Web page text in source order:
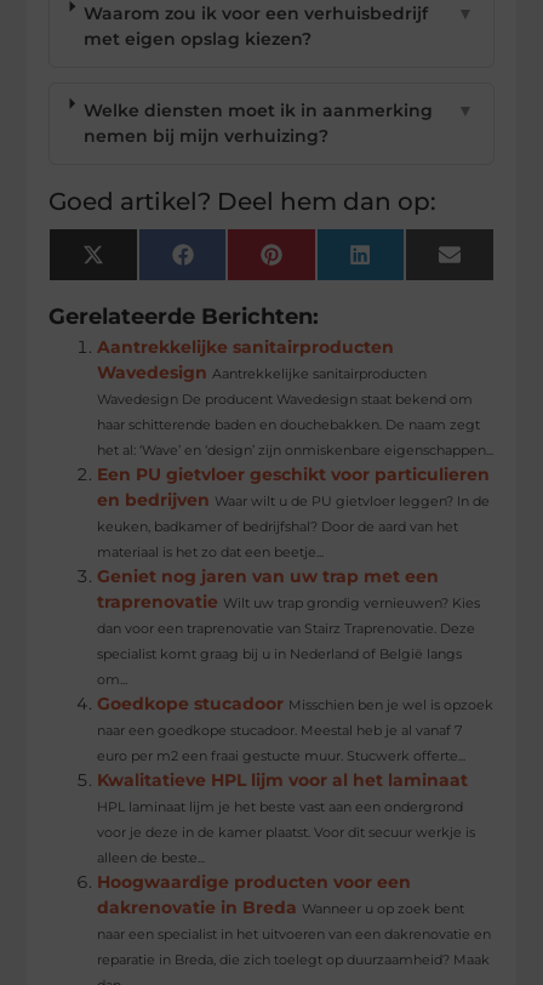
Waarom zou ik voor een verhuisbedrijf
met eigen opslag kiezen?
▼
Welke diensten moet ik in aanmerking
nemen bij mijn verhuizing?
▼
Goed artikel? Deel hem dan op:
X
(Twitter)
FacebookPinterest LinkedIn Email
Gerelateerde Berichten:
Aantrekkelijke sanitairproducten
Wavedesign Aantrekkelijke sanitairproducten
Wavedesign De producent Wavedesign staat bekend om
haar schitterende baden en douchebakken. De naam zegt
het al: ‘Wave’ en ‘design’ zijn onmiskenbare eigenschappen...
Een PU gietvloer geschikt voor particulieren
en bedrijven Waar wilt u de PU gietvloer leggen? In de
keuken, badkamer of bedrijfshal? Door de aard van het
materiaal is het zo dat een beetje...
Geniet nog jaren van uw trap met een
traprenovatie Wilt uw trap grondig vernieuwen? Kies
dan voor een traprenovatie van Stairz Traprenovatie. Deze
specialist komt graag bij u in Nederland of België langs
om...
Goedkope stucadoor Misschien ben je wel is opzoek
naar een goedkope stucadoor. Meestal heb je al vanaf 7
euro per m2 een fraai gestucte muur. Stucwerk offerte...
Kwalitatieve HPL lijm voor al het laminaat
HPL laminaat lijm je het beste vast aan een ondergrond
voor je deze in de kamer plaatst. Voor dit secuur werkje is
alleen de beste...
Hoogwaardige producten voor een
dakrenovatie in Breda Wanneer u op zoek bent
naar een specialist in het uitvoeren van een dakrenovatie en
reparatie in Breda, die zich toelegt op duurzaamheid? Maak